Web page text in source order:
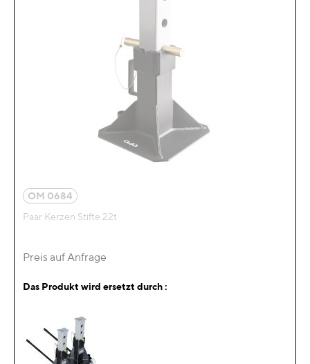
OM 0684
Paar Kerzen Stifte 22t
Preis auf Anfrage
Das Produkt wird ersetzt durch :